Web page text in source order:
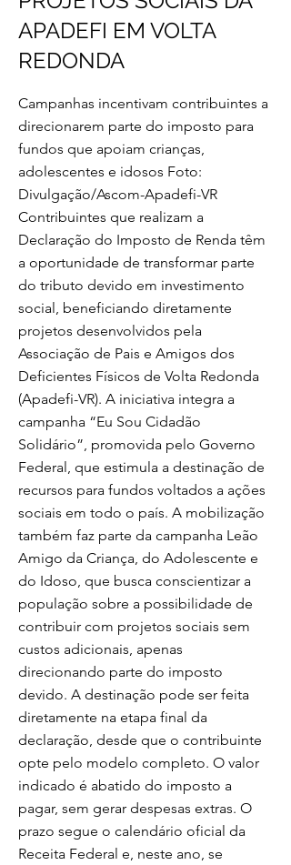
APADEFI EM VOLTA
REDONDA
Campanhas incentivam contribuintes a
direcionarem parte do imposto para
fundos que apoiam crianças,
adolescentes e idosos Foto:
Divulgação/Ascom-Apadefi-VR
Contribuintes que realizam a
Declaração do Imposto de Renda têm
a oportunidade de transformar parte
do tributo devido em investimento
social, beneficiando diretamente
projetos desenvolvidos pela
Associação de Pais e Amigos dos
Deficientes Físicos de Volta Redonda
(Apadefi-VR). A iniciativa integra a
campanha “Eu Sou Cidadão
Solidário”, promovida pelo Governo
Federal, que estimula a destinação de
recursos para fundos voltados a ações
sociais em todo o país. A mobilização
também faz parte da campanha Leão
Amigo da Criança, do Adolescente e
do Idoso, que busca conscientizar a
população sobre a possibilidade de
contribuir com projetos sociais sem
custos adicionais, apenas
direcionando parte do imposto
devido. A destinação pode ser feita
diretamente na etapa final da
declaração, desde que o contribuinte
opte pelo modelo completo. O valor
indicado é abatido do imposto a
pagar, sem gerar despesas extras. O
prazo segue o calendário oficial da
Receita Federal e, neste ano, se